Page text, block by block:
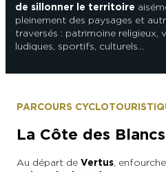
JE SUIS...
VOYAGER AVEC
JE SUIS...
de sillonner le territoire
pleinement des paysages et
traversés : patrimoine religieux,
ludiques, sportifs, culturels…
PARCOURS
La Côte des
Au départ de Vertus,